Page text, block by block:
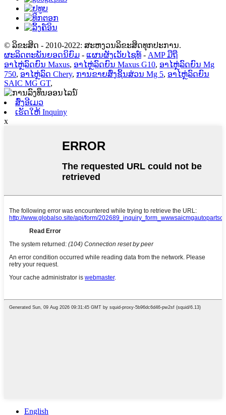
© ລິຂະສິດ - 2010-2022: ສະຫງວນລິຂະສິດທຸກປະການ.
ຜະລິດຕະພັນຍອດນິຍົມ - ແຜນຜັງເວັບໄຊທ໌ - AMP ມືຖື
ອາໄຫຼ່ລົດຍົນ Maxus, ອາໄຫຼ່ລົດຍົນ Maxus G10, ອາໄຫຼ່ລົດຍົນ Mg
750, ອາໄຫຼ່ລົດ Chery, ການຂາຍສົ່ງຊິ້ນສ່ວນ Mg 5, ອາໄຫຼ່ລົດຍົນ
SAIC MG GT,
ສົ່ງອີເມວ
ເຮັດໃຫ້ Inquiny
x
English